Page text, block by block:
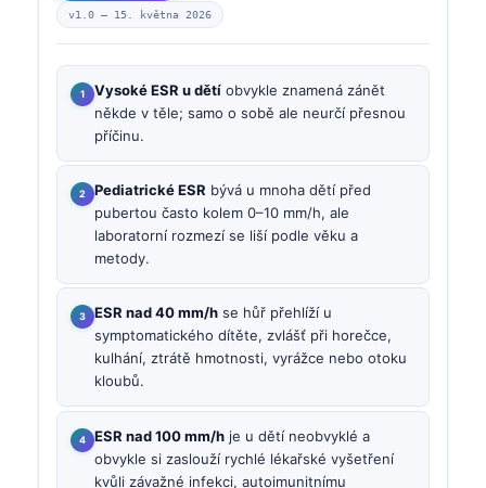
v1.0 — 15. května 2026
Vysoké ESR u dětí obvykle znamená zánět
někde v těle; samo o sobě ale neurčí přesnou
příčinu.
Pediatrické ESR bývá u mnoha dětí před
pubertou často kolem 0–10 mm/h, ale
laboratorní rozmezí se liší podle věku a
metody.
ESR nad 40 mm/h se hůř přehlíží u
symptomatického dítěte, zvlášť při horečce,
kulhání, ztrátě hmotnosti, vyrážce nebo otoku
kloubů.
ESR nad 100 mm/h je u dětí neobvyklé a
obvykle si zaslouží rychlé lékařské vyšetření
kvůli závažné infekci, autoimunitnímu